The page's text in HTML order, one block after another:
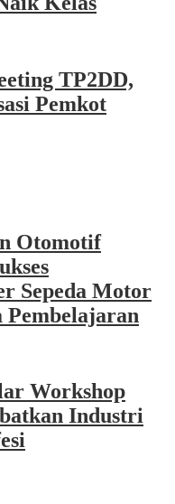
TP2DD,
Pemkot
Otomotif
Sepeda Motor
Workshop
Industri